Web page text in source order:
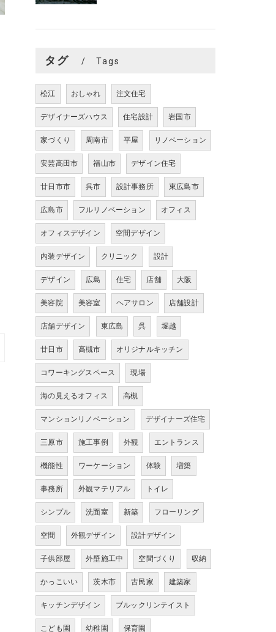
タグ Tags
松江 おしゃれ 注文住宅
デザイナーズハウス 住宅設計 岩国市
家づくり 周南市 平屋 リノベーション
安芸高田市 福山市 デザイン住宅
廿日市市 呉市 設計事務所 東広島市
広島市 フルリノベーション オフィス
オフィスデザイン 空間デザイン
内装デザイン クリニック 設計
デザイン 広島 住宅 店舗 大阪
美容院 美容室 ヘアサロン 店舗設計
店舗デザイン 東広島 呉 堀越
廿日市 高槻市 オリジナルキッチン
コワーキングスペース 現場
海の見えるオフィス 高槻
マンションリノベーション デザイナーズ住宅
三原市 施工事例 外観 エントランス
機能性 ワーケーション 体験 増築
事務所 外観マテリアル トイレ
シンプル 洗面室 新築 フローリング
空間 外観デザイン 設計デザイン
子供部屋 外壁施工中 空間づくり 収納
かっこいい 茨木市 古民家 建築家
キッチンデザイン ブルックリンテイスト
こども園 幼稚園 保育園